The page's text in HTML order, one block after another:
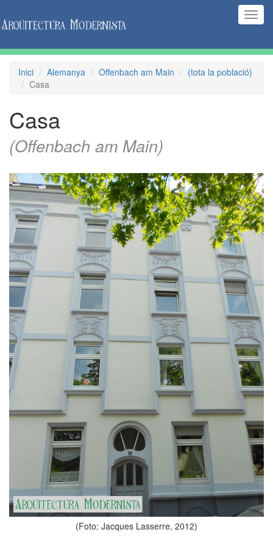
Inici Alemanya Offenbach am Main
(tota la població)
Casa
Casa
(Offenbach am Main)
(Foto: Jacques Lasserre, 2012)